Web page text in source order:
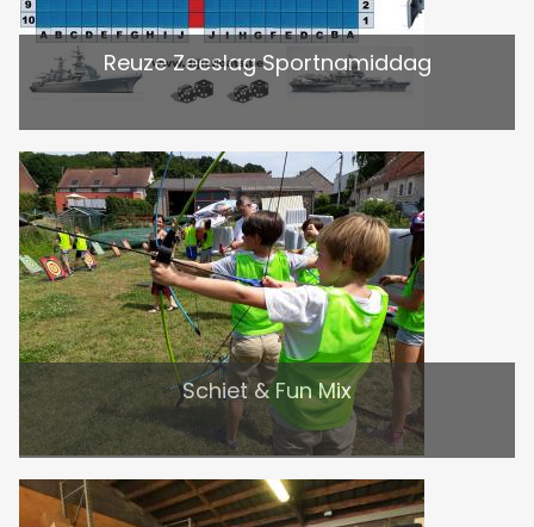
Reuze Zeeslag Sportnamiddag
Schiet & Fun Mix